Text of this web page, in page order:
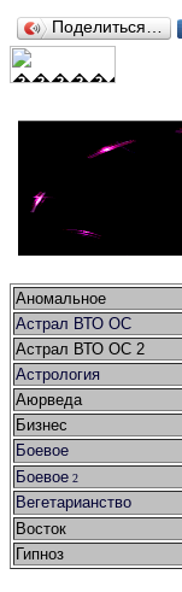
Поделиться…
Аномальное
Астрал ВТО ОС
Астрал ВТО ОС 2
Астрология
Аюрведа
Бизнес
Боевое
Боевое 2
Вегетарианство
Восток
Гипноз